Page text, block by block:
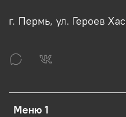
Меню 1
г. Пермь, ул. Героев